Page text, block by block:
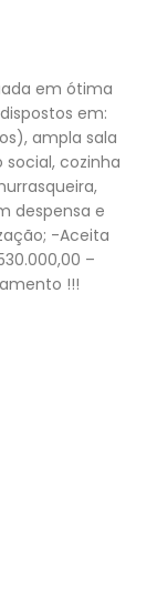
em ótima
em:
ampla sala
cozinha
despensa e
-Aceita
–
!!!